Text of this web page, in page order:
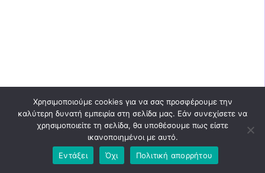
Χρησιμοποιούμε cookies για να σας προσφέρουμε την
καλύτερη δυνατή εμπειρία στη σελίδα μας. Εάν συνεχίσετε να
χρησιμοποιείτε τη σελίδα, θα υποθέσουμε πως είστε
ικανοποιημένοι με αυτό.
Εντάξει
Όχι Πολιτική απορρήτου